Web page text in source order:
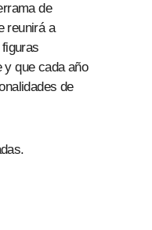
de
reunirá a
y que cada año
de